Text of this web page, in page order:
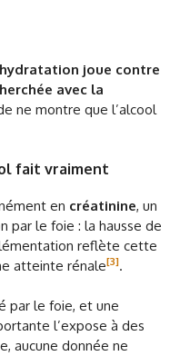
joue contre
avec la
ne montre que l’alcool
fait vraiment
en créatinine, un
par le foie : la hausse de
reflète cette
atteinte rénale[3].
par le foie, et une
l’expose à des
aucune donnée ne